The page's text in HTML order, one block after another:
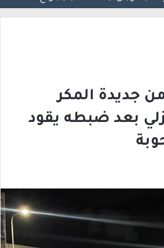
جديدة المكر
بعد ضبطه يقود